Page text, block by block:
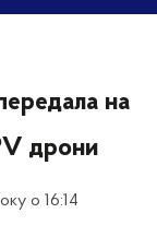
на
дрони
о 16:14